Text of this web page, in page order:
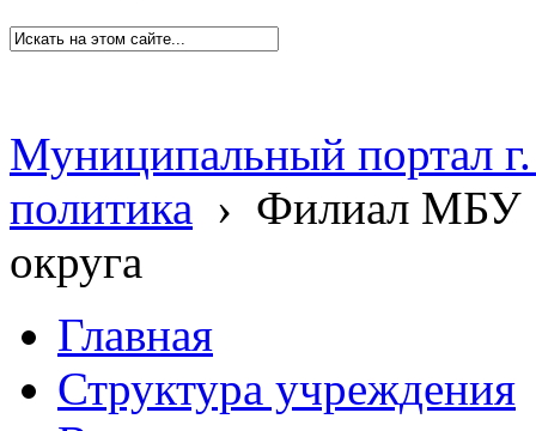
Муниципальный портал
политика › Филиал МБУ
округа
Главная
Структура учреждения